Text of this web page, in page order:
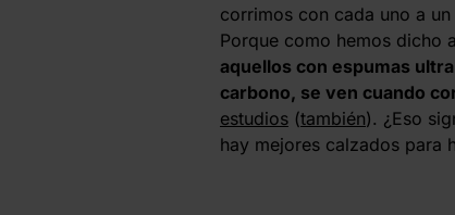
corrimos con cada uno a
Porque como hemos dicho
aquellos con espumas
carbono, se ven cuando
estudios (también). ¿Eso
hay mejores calzados para